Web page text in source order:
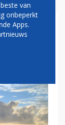
OP
van
onbeperkt
Apps.